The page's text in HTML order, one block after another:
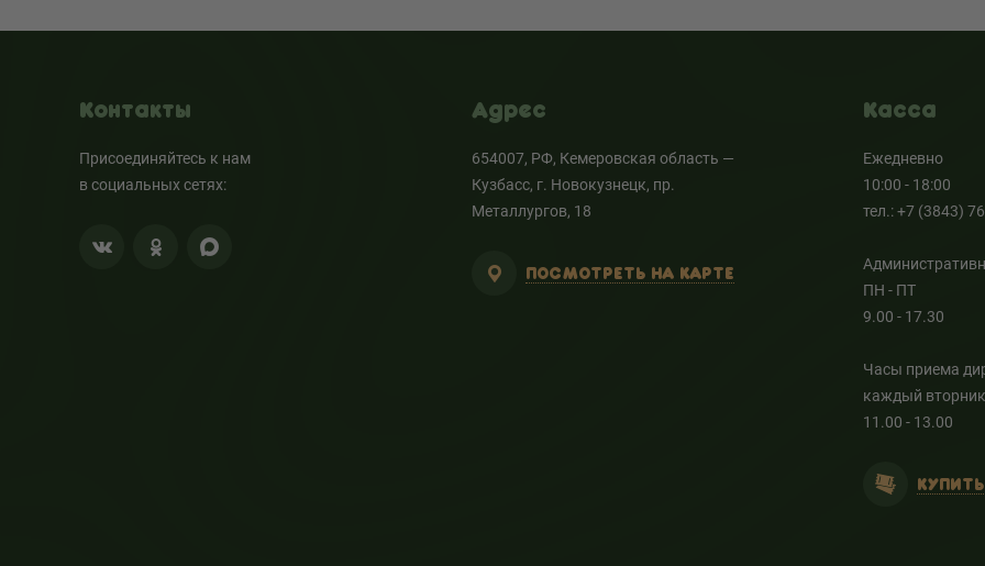
Контакты
Присоединяйтесь к нам
в социальных сетях:
Адрес
654007, РФ, Кемеровская область —
Кузбасс, г. Новокузнецк, пр.
Металлургов, 18
ПОСМОТРЕТЬ НА КАРТЕ
Касса
Ежедневно
10:00 - 18:00
тел.: +7 (3843)
ПН - ПТ
9.00 - 17.30
Часы приема
каждый
11.00 - 13.00